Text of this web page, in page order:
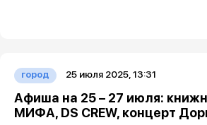
город 25 июля 2025, 13:31
Афиша на 25 – 27 июля:
МИФА, DS CREW, концерт